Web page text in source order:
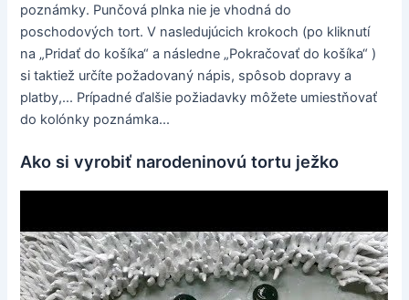
poznámky. Punčová plnka nie je vhodná do
poschodových tort. V nasledujúcich krokoch (po kliknutí
na „Pridať do košíka“ a následne „Pokračovať do košíka“ )
si taktiež určíte požadovaný nápis, spôsob dopravy a
platby,... Prípadné ďalšie požiadavky môžete umiestňovať
do kolónky poznámka...
Ako si vyrobiť narodeninovú tortu ježko